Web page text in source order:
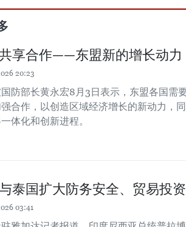
享合作——东盟新的增长动力
20:23
防部长黄永宏8月3日表示，东盟各国需
合作，以创造区域经济增长的新动力，
体化和创新进程。
泰国扩大防务安全、贸易投
03:41